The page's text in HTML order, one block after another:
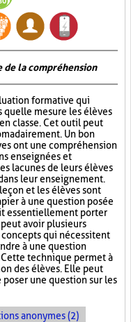
de la compréhension
formative qui
quelle mesure les élèves
classe. Cet outil peut
Un bon
ont une compréhension
enseignées et
lacunes de leurs élèves
leur enseignement.
et les élèves sont
à une question posée
essentiellement porter
avoir plusieurs
qui nécessitent
à une question
technique permet à
des élèves. Elle peut
une question sur les
anonymes (2)